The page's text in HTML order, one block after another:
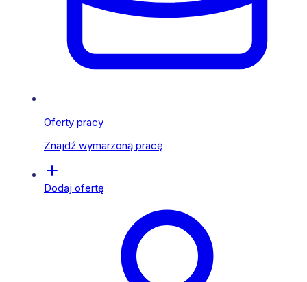
Oferty pracy
Znajdź wymarzoną pracę
Dodaj ofertę